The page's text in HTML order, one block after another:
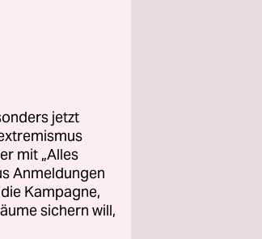
jetzt
mit „Alles
Anmeldungen
Kampagne,
sichern will,